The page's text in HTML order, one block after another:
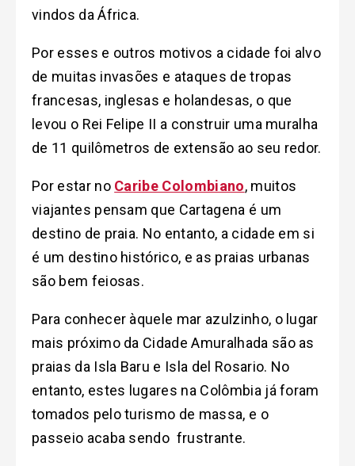
vindos da África.
Por esses e outros motivos a cidade foi alvo
de muitas invasões e ataques de tropas
francesas, inglesas e holandesas, o que
levou o Rei Felipe II a construir uma muralha
de 11 quilômetros de extensão ao seu redor.
Por estar no Caribe Colombiano, muitos
viajantes pensam que Cartagena é um
destino de praia. No entanto, a cidade em si
é um destino histórico, e as praias urbanas
são bem feiosas.
Para conhecer àquele mar azulzinho, o lugar
mais próximo da Cidade Amuralhada são as
praias da Isla Baru e Isla del Rosario. No
entanto, estes lugares na Colômbia já foram
tomados pelo turismo de massa, e o
passeio acaba sendo frustrante.